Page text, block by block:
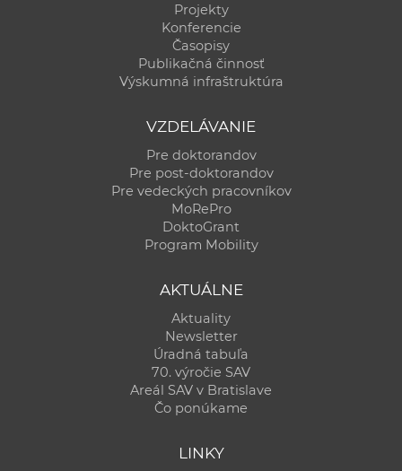
Projekty
Konferencie
Časopisy
Publikačná činnosť
Výskumná infraštruktúra
VZDELÁVANIE
Pre doktorandov
Pre post-doktorandov
Pre vedeckých pracovníkov
MoRePro
DoktoGrant
Program Mobility
AKTUÁLNE
Aktuality
Newsletter
Úradná tabuľa
70. výročie SAV
Areál SAV v Bratislave
Čo ponúkame
LINKY